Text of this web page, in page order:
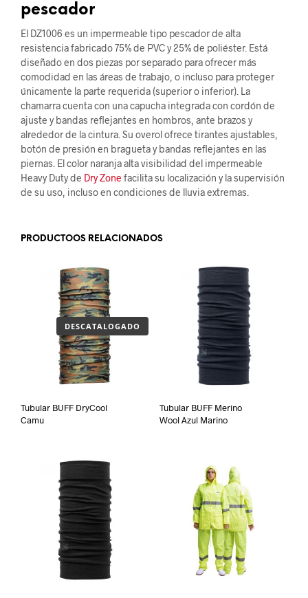
pescador
El DZ1006 es un impermeable tipo pescador de alta
resistencia fabricado 75% de PVC y 25% de poliéster. Está
diseñado en dos piezas por separado para ofrecer más
comodidad en las áreas de trabajo, o incluso para proteger
únicamente la parte requerida (superior o inferior). La
chamarra cuenta con una capucha integrada con cordón de
ajuste y bandas reflejantes en hombros, ante brazos y
alrededor de la cintura. Su overol ofrece tirantes ajustables,
botón de presión en bragueta y bandas reflejantes en las
piernas. El color naranja alta visibilidad del impermeable
Heavy Duty de Dry Zone facilita su localización y la supervisión
de su uso, incluso en condiciones de lluvia extremas.
PRODUCTOOS RELACIONADOS
DESCATALOGADO
Tubular BUFF DryCool
Camu
Tubular BUFF Merino
Wool Azul Marino